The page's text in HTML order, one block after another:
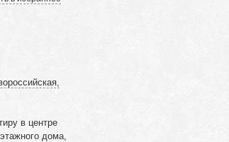
в центре
дома,